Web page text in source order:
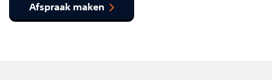
Afspraak maken